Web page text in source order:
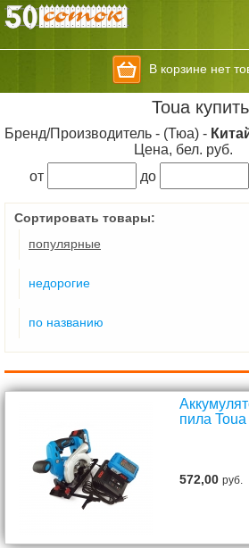
В корзине нет
Toua купить
Бренд/Производитель - (Тюа) -
Цена, бел. руб.
от
до
Сортировать товары:
популярные
недорогие
по названию
пила
572,00руб.